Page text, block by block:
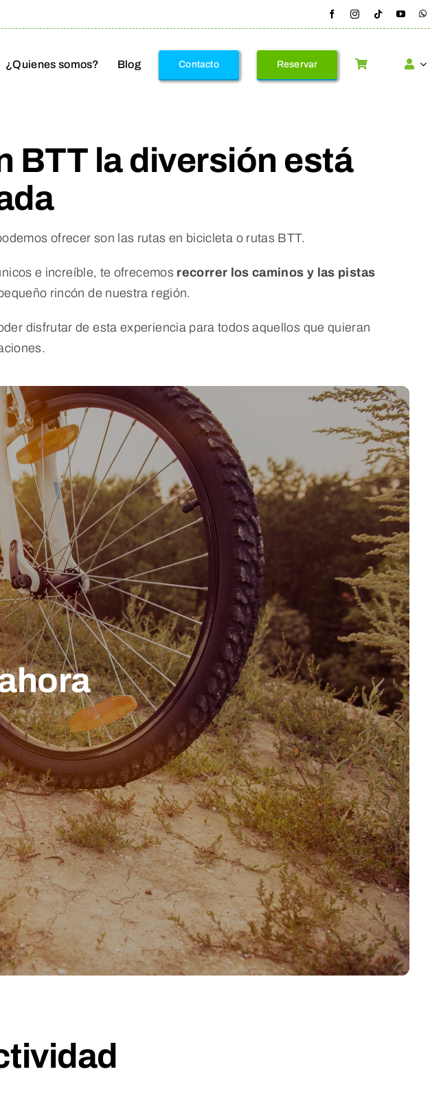
¿Quienes somos? Blog Contacto Reservar
BTT la diversión está
ofrecer son las rutas en bicicleta o rutas BTT.
e increíble, te ofrecemos recorrer los caminos y las pistas
rincón de nuestra región.
disfrutar de esta experiencia para todos aquellos que quieran